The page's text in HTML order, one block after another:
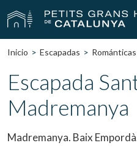
Nuestros Hoteles
Bodas
Cheques Regalo
Inicio Escapadas Románticas
Escapada
Madremanya
Madremanya. Baix